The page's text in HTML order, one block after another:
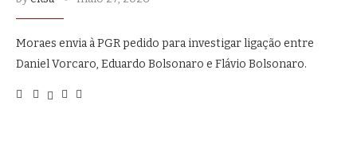
Moraes envia à PGR pedido para investigar ligação entre
Daniel Vorcaro, Eduardo Bolsonaro e Flávio Bolsonaro.